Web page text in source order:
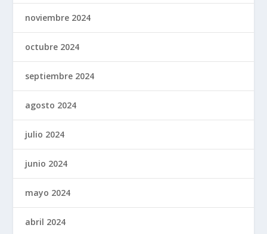
noviembre 2024
octubre 2024
septiembre 2024
agosto 2024
julio 2024
junio 2024
mayo 2024
abril 2024